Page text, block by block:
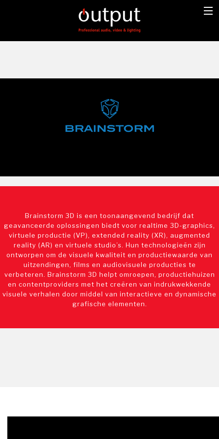
Brainstorm 3D is een toonaangevend bedrijf dat
geavanceerde oplossingen biedt voor realtime 3D-graphics,
virtuele productie (VP), extended reality (XR), augmented
reality (AR) en virtuele studio’s. Hun technologieën zijn
ontworpen om de visuele kwaliteit en productiewaarde van
uitzendingen, films en audiovisuele producties te
verbeteren. Brainstorm 3D helpt omroepen, productiehuizen
en contentproviders met het creëren van indrukwekkende
visuele verhalen door middel van interactieve en dynamische
grafische elementen.